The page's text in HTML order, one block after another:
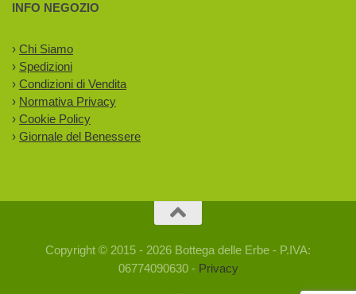
INFO NEGOZIO
› Chi Siamo
› Spedizioni
› Condizioni di Vendita
› Normativa Privacy
› Cookie Policy
› Giornale del Benessere
Copyright © 2015 - 2026 Bottega delle Erbe - P.IVA:
06774090630 - Privacy